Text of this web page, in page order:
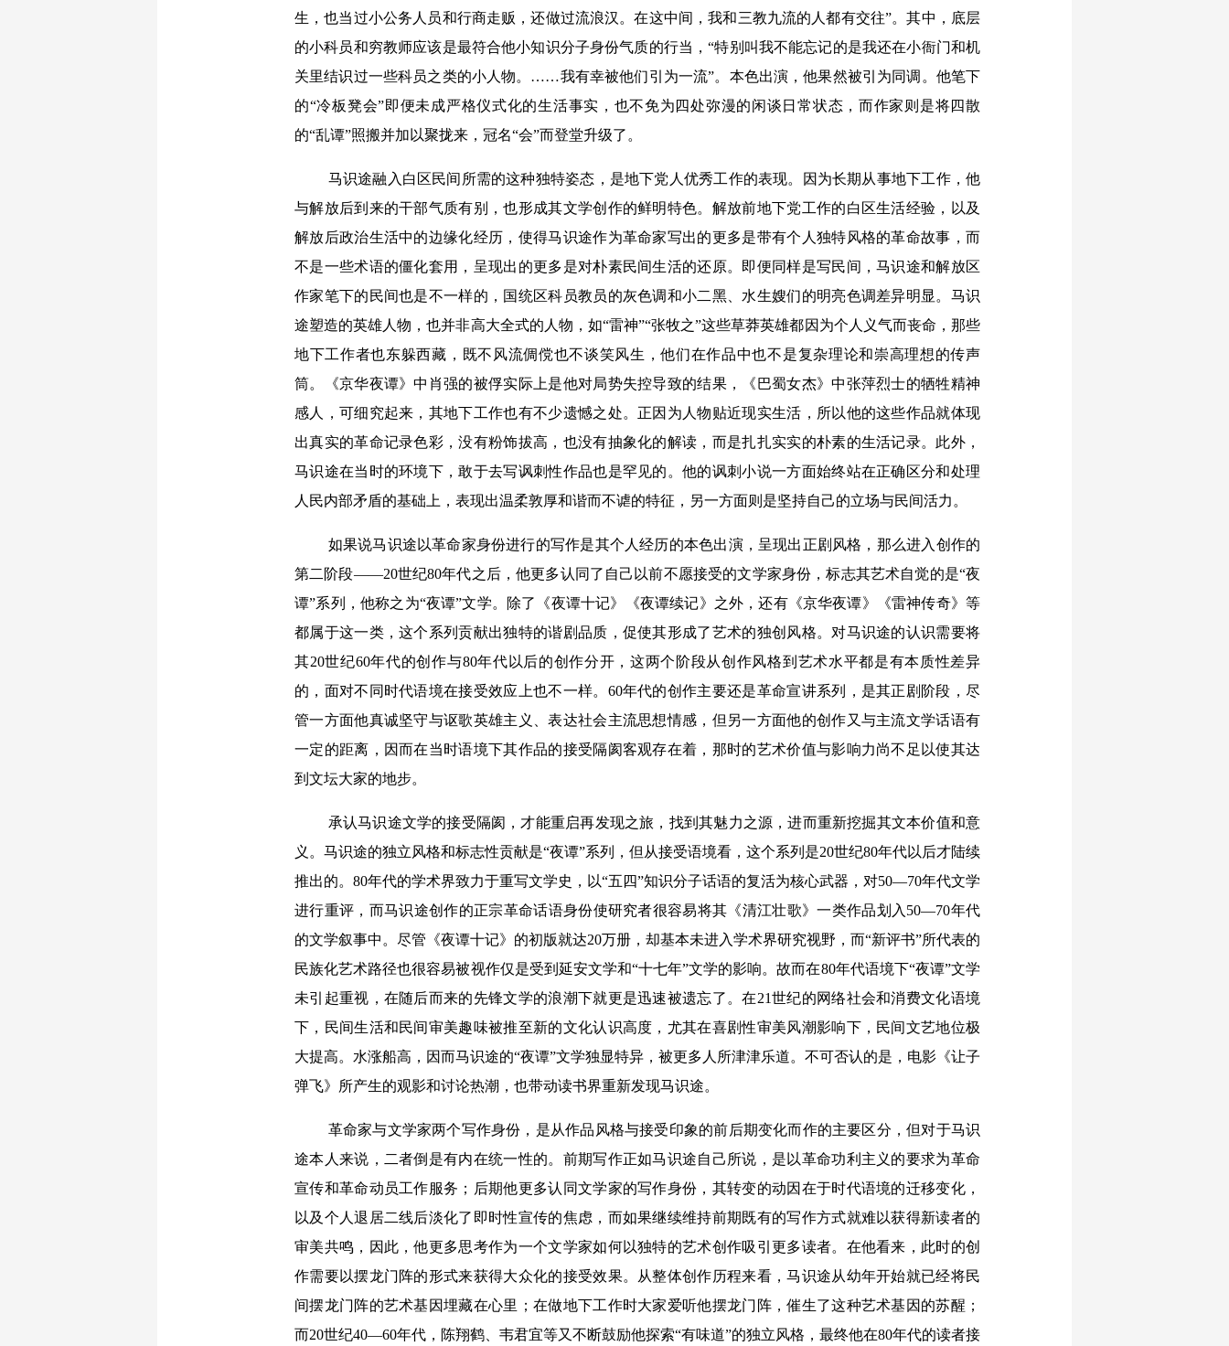
生，也当过小公务人员和行商走贩，还做过流浪汉。在这中间，我和三教九流的人都有交往”。其中，底层
的小科员和穷教师应该是最符合他小知识分子身份气质的行当，“特别叫我不能忘记的是我还在小衙门和机
关里结识过一些科员之类的小人物。……我有幸被他们引为一流”。本色出演，他果然被引为同调。他笔下
的“冷板凳会”即便未成严格仪式化的生活事实，也不免为四处弥漫的闲谈日常状态，而作家则是将四散
的“乱谭”照搬并加以聚拢来，冠名“会”而登堂升级了。
马识途融入白区民间所需的这种独特姿态，是地下党人优秀工作的表现。因为长期从事地下工作，他
与解放后到来的干部气质有别，也形成其文学创作的鲜明特色。解放前地下党工作的白区生活经验，以及
解放后政治生活中的边缘化经历，使得马识途作为革命家写出的更多是带有个人独特风格的革命故事，而
不是一些术语的僵化套用，呈现出的更多是对朴素民间生活的还原。即便同样是写民间，马识途和解放区
作家笔下的民间也是不一样的，国统区科员教员的灰色调和小二黑、水生嫂们的明亮色调差异明显。马识
途塑造的英雄人物，也并非高大全式的人物，如“雷神”“张牧之”这些草莽英雄都因为个人义气而丧命，那些
地下工作者也东躲西藏，既不风流倜傥也不谈笑风生，他们在作品中也不是复杂理论和崇高理想的传声
筒。《京华夜谭》中肖强的被俘实际上是他对局势失控导致的结果，《巴蜀女杰》中张萍烈士的牺牲精神
感人，可细究起来，其地下工作也有不少遗憾之处。正因为人物贴近现实生活，所以他的这些作品就体现
出真实的革命记录色彩，没有粉饰拔高，也没有抽象化的解读，而是扎扎实实的朴素的生活记录。此外，
马识途在当时的环境下，敢于去写讽刺性作品也是罕见的。他的讽刺小说一方面始终站在正确区分和处理
人民内部矛盾的基础上，表现出温柔敦厚和谐而不谑的特征，另一方面则是坚持自己的立场与民间活力。
如果说马识途以革命家身份进行的写作是其个人经历的本色出演，呈现出正剧风格，那么进入创作的
第二阶段——20世纪80年代之后，他更多认同了自己以前不愿接受的文学家身份，标志其艺术自觉的是“夜
谭”系列，他称之为“夜谭”文学。除了《夜谭十记》《夜谭续记》之外，还有《京华夜谭》《雷神传奇》等
都属于这一类，这个系列贡献出独特的谐剧品质，促使其形成了艺术的独创风格。对马识途的认识需要将
其20世纪60年代的创作与80年代以后的创作分开，这两个阶段从创作风格到艺术水平都是有本质性差异
的，面对不同时代语境在接受效应上也不一样。60年代的创作主要还是革命宣讲系列，是其正剧阶段，尽
管一方面他真诚坚守与讴歌英雄主义、表达社会主流思想情感，但另一方面他的创作又与主流文学话语有
一定的距离，因而在当时语境下其作品的接受隔阂客观存在着，那时的艺术价值与影响力尚不足以使其达
到文坛大家的地步。
承认马识途文学的接受隔阂，才能重启再发现之旅，找到其魅力之源，进而重新挖掘其文本价值和意
义。马识途的独立风格和标志性贡献是“夜谭”系列，但从接受语境看，这个系列是20世纪80年代以后才陆续
推出的。80年代的学术界致力于重写文学史，以“五四”知识分子话语的复活为核心武器，对50—70年代文学
进行重评，而马识途创作的正宗革命话语身份使研究者很容易将其《清江壮歌》一类作品划入50—70年代
的文学叙事中。尽管《夜谭十记》的初版就达20万册，却基本未进入学术界研究视野，而“新评书”所代表的
民族化艺术路径也很容易被视作仅是受到延安文学和“十七年”文学的影响。故而在80年代语境下“夜谭”文学
未引起重视，在随后而来的先锋文学的浪潮下就更是迅速被遗忘了。在21世纪的网络社会和消费文化语境
下，民间生活和民间审美趣味被推至新的文化认识高度，尤其在喜剧性审美风潮影响下，民间文艺地位极
大提高。水涨船高，因而马识途的“夜谭”文学独显特异，被更多人所津津乐道。不可否认的是，电影《让子
弹飞》所产生的观影和讨论热潮，也带动读书界重新发现马识途。
革命家与文学家两个写作身份，是从作品风格与接受印象的前后期变化而作的主要区分，但对于马识
途本人来说，二者倒是有内在统一性的。前期写作正如马识途自己所说，是以革命功利主义的要求为革命
宣传和革命动员工作服务；后期他更多认同文学家的写作身份，其转变的动因在于时代语境的迁移变化，
以及个人退居二线后淡化了即时性宣传的焦虑，而如果继续维持前期既有的写作方式就难以获得新读者的
审美共鸣，因此，他更多思考作为一个文学家如何以独特的艺术创作吸引更多读者。在他看来，此时的创
作需要以摆龙门阵的形式来获得大众化的接受效果。从整体创作历程来看，马识途从幼年开始就已经将民
间摆龙门阵的艺术基因埋藏在心里；在做地下工作时大家爱听他摆龙门阵，催生了这种艺术基因的苏醒；
而20世纪40—60年代，陈翔鹤、韦君宜等又不断鼓励他探索“有味道”的独立风格，最终他在80年代的读者接